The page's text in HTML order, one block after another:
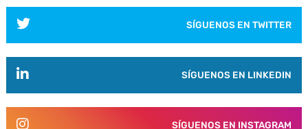
SÍGUENOS EN TWITTER
SÍGUENOS EN LINKEDIN
SÍGUENOS EN INSTAGRAM